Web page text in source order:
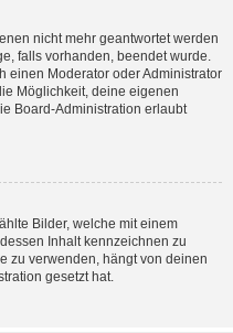
nicht mehr geantwortet werden
falls vorhanden, beendet wurde.
einen Moderator oder Administrator
Möglichkeit, deine eigenen
Board-Administration erlaubt
Bilder, welche mit einem
Inhalt kennzeichnen zu
zu verwenden, hängt von deinen
gesetzt hat.